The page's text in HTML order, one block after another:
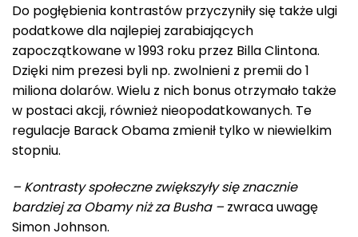
Do pogłębienia kontrastów przyczyniły się także ulgi
podatkowe dla najlepiej zarabiających
zapoczątkowane w 1993 roku przez Billa Clintona.
Dzięki nim prezesi byli np. zwolnieni z premii do 1
miliona dolarów. Wielu z nich bonus otrzymało także
w postaci akcji, również nieopodatkowanych. Te
regulacje Barack Obama zmienił tylko w niewielkim
stopniu.
– Kontrasty społeczne zwiększyły się znacznie
bardziej za Obamy niż za Busha – zwraca uwagę
Simon Johnson.